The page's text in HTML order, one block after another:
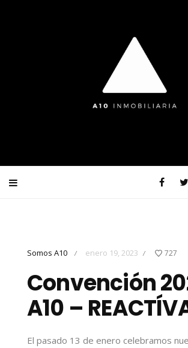
Somos A10 / enero 19, 2023 / 727
Convención
A10 –
El pasado 13 de enero celebramos